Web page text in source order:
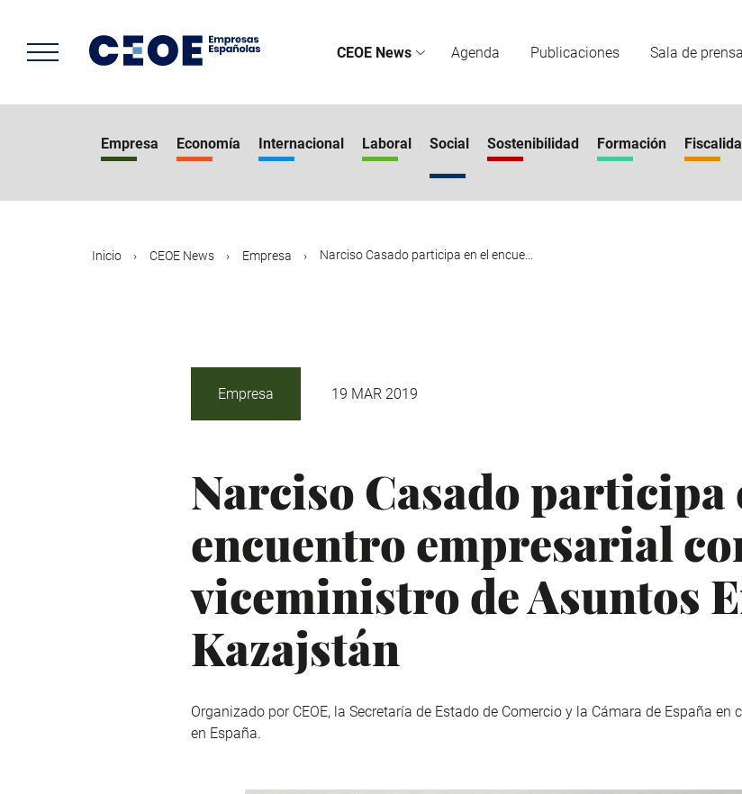
contenido
principal
CEOE News Agenda Publicaciones Sala de prensa
Empresa Economía Internacional Laboral Social Sostenibilidad Formación
Inicio CEOE News Empresa Narciso Casado participa en el encue...
Empresa 19 MAR 2019
Narciso Casado participa
encuentro empresarial
viceministro de Asuntos
Kazajstán
Organizado por CEOE, la Secretaría de Estado de Comercio y la Cámara de España
en España.